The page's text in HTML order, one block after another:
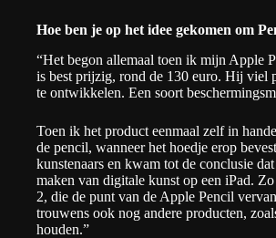
Hoe ben je op het idee gekomen om
“Het begon allemaal toen ik mijn Apple
is best prijzig, rond de 130 euro. Hij viel
te ontwikkelen. Een soort
Toen ik het product eenmaal zelf in
de pencil, wanneer het hoedje erop
kunstenaars en kwam tot de conclusie
maken van digitale kunst op een iPad.
2, die de punt van de Apple Pencil
trouwens ook nog andere producten,
houden.”